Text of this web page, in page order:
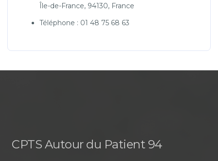
Île-de-France, 94130, France
Téléphone : 01 48 75 68 63
CPTS Autour du Patient 94